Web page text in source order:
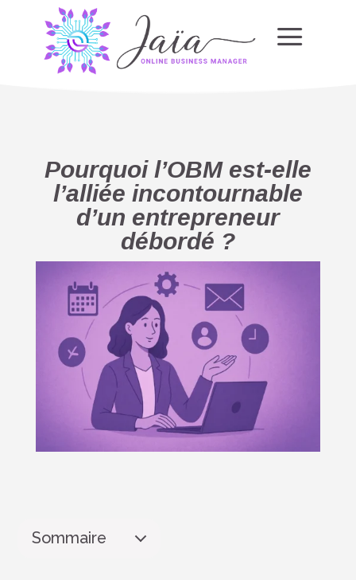
a
Pourquoi l’OBM est-elle
l’alliée incontournable
d’un entrepreneur
débordé ?
Sommaire